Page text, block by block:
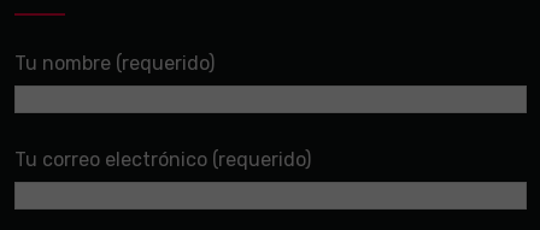
Tu nombre (requerido)
Tu correo electrónico (requerido)